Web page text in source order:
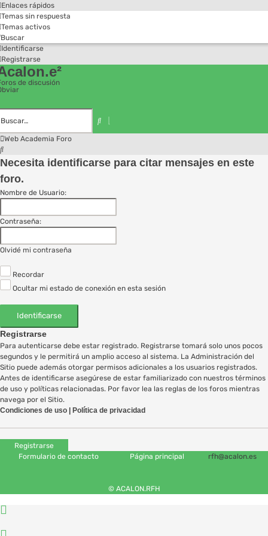
Enlaces rápidos
Temas sin respuesta
Temas activos
Buscar
Identificarse
Registrarse
de discusión
Buscar
avanzada
Web Academia Foro
Buscar
Necesita identificarse para citar mensajes en este
foro.
Nombre de Usuario:
Contraseña:
Olvidé mi contraseña
Recordar
Ocultar mi estado de conexión en esta sesión
Registrarse
Para autenticarse debe estar registrado. Registrarse tomará solo unos pocos
segundos y le permitirá un amplio acceso al sistema. La Administración del
Sitio puede además otorgar permisos adicionales a los usuarios registrados.
Antes de identificarse asegúrese de estar familiarizado con nuestros términos
de uso y políticas relacionadas. Por favor lea las reglas de los foros mientras
navega por el Sitio.
Condiciones de uso | Política de privacidad
Registrarse
Formulario de contacto
Página principal rfh@acalon.es
© ACALON.RFH